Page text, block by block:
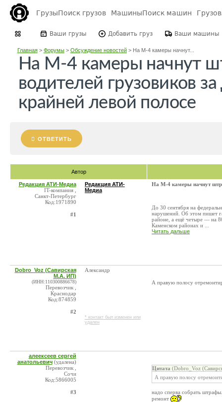
ГрузыПоиск грузов МашиныПоиск машин
Ваши грузы Добавить груз Ваши машины
Главная> Форумы> Обсуждение новостей> На М-4 камеры начнут...
На М-4 камеры начнут
водителей грузовиков
крайней левой полосе
ОТВЕТИТЬ
Автор
Редакция АТИ-Медиа
IT-компания ,
Санкт-Петербург
Код:1971890
#1
Редакция АТИ-
Медиа
На М-4 камеры начнут
До 30 сентября на
нарушений. Об этом пишет
районе, а ещё четыре — на
Каменском районах и ...
Читать дальше
Dobro_Voz (Савирская
М.А. ИП)
(ИНН:110300886678)
Перевозчик ,
Краснодар
Код:874859
#2
Александр
* контакт был изменен или
удален
А правую полосу
алеексеев сергей
анатольевич (удалена)
Перевозчик ,
Сочи
Код:5866005
#3
Цитата (Dobro_Voz
А правую полосу
надо сперва собрать
ремонт